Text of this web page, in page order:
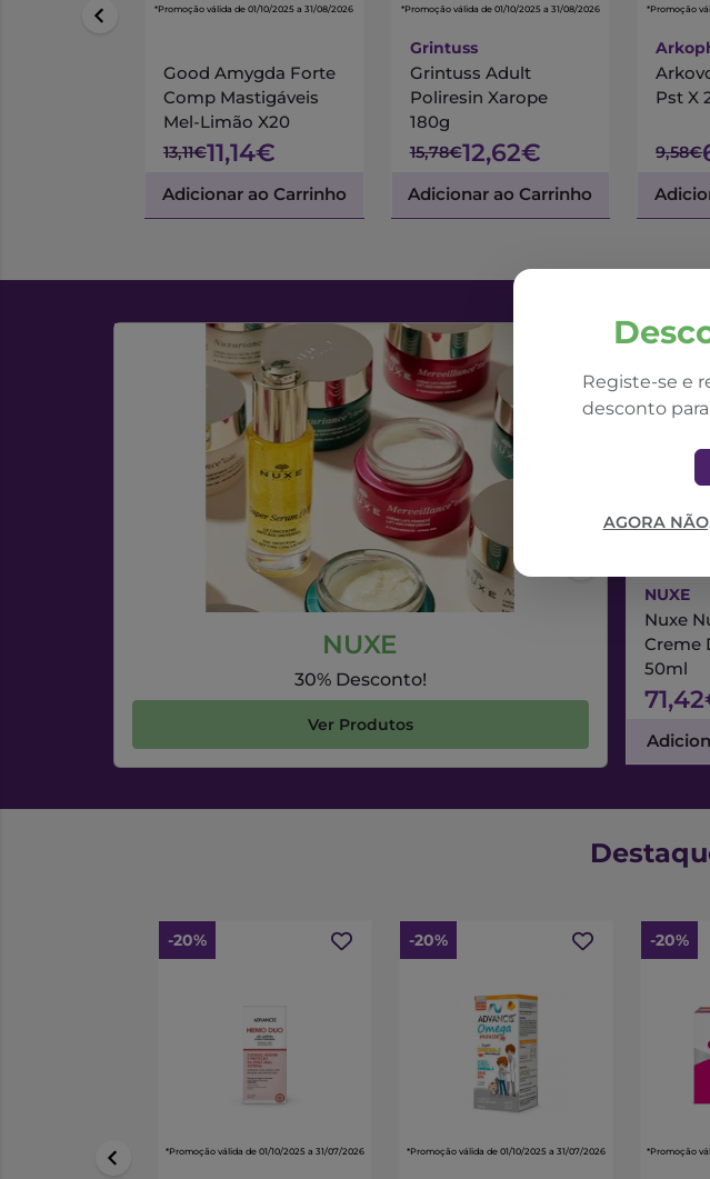
Registe-se e
desconto
AGORA
*Promoção válida de 01/10/2025 a 31/08/2026
Good Amygda Forte
Comp Mastigáveis
Mel-Limão X20
13,11€11,14€
Adicionar ao Carrinho
*Promoção válida de 01/10/2025 a 31/08/2026
Grintuss
Grintuss Adult
Poliresin Xarope
180g
15,78€12,62€
Adicionar ao Carrinho
*Promoção
Pst X
9,58€
NUXE
30% Desconto!
Ver Produtos
NUXE
Nuxe
Creme
50ml
-20%
*Promoção válida de 01/10/2025 a 31/07/2026
-20%
*Promoção válida de 01/10/2025 a 31/07/2026
-20%
*Promoção